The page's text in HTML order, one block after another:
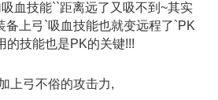
血技能``距离远了又吸不到~其实
备上弓`吸血技能也就变远程了`PK
的技能也是PK的关键!!!
弓不俗的攻击力,